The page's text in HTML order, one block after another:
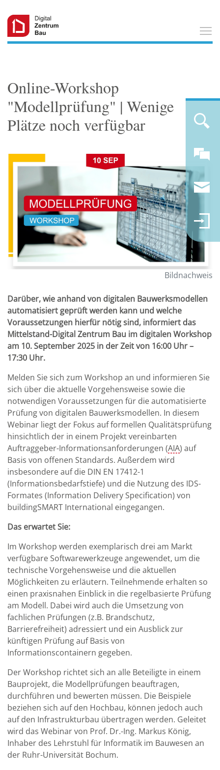
Online-Workshop
"Modellprüfung" | Wenige
Plätze noch verfügbar
Bildnachweis
Darüber, wie anhand von digitalen Bauwerksmodellen
automatisiert geprüft werden kann und welche
Voraussetzungen hierfür nötig sind, informiert das
Mittelstand-Digital Zentrum Bau im digitalen Workshop
am 10. September 2025 in der Zeit von 16:00 Uhr –
17:30 Uhr.
Melden Sie sich zum Workshop an und informieren Sie
sich über die aktuelle Vorgehensweise sowie die
notwendigen Voraussetzungen für die automatisierte
Prüfung von digitalen Bauwerksmodellen. In diesem
Webinar liegt der Fokus auf formellen Qualitätsprüfung
hinsichtlich der in einem Projekt vereinbarten
Auftraggeber-Informationsanforderungen (AIA) auf
Basis von offenen Standards. Außerdem wird
insbesondere auf die DIN EN 17412-1
(Informationsbedarfstiefe) und die Nutzung des IDS-
Formates (Information Delivery Specification) von
buildingSMART International eingegangen.
Das erwartet Sie:
Im Workshop werden exemplarisch drei am Markt
verfügbare Softwarewerkzeuge angewendet, um die
technische Vorgehensweise und die aktuellen
Möglichkeiten zu erläutern. Teilnehmende erhalten so
einen praxisnahen Einblick in die regelbasierte Prüfung
am Modell. Dabei wird auch die Umsetzung von
fachlichen Prüfungen (z.B. Brandschutz,
Barrierefreiheit) adressiert und ein Ausblick zur
künftigen Prüfung auf Basis von
Informationscontainern gegeben.
Der Workshop richtet sich an alle Beteiligte in einem
Bauprojekt, die Modellprüfungen beauftragen,
durchführen und bewerten müssen. Die Beispiele
beziehen sich auf den Hochbau, können jedoch auch
auf den Infrastrukturbau übertragen werden. Geleitet
wird das Webinar von Prof. Dr.-Ing. Markus König,
Inhaber des Lehrstuhl für Informatik im Bauwesen an
der Ruhr-Universität Bochum.